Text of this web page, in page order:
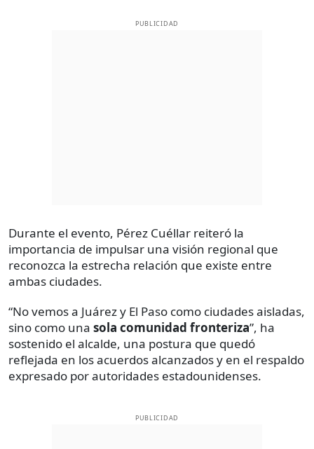
PUBLICIDAD
Durante el evento, Pérez Cuéllar reiteró la
importancia de impulsar una visión regional que
reconozca la estrecha relación que existe entre
ambas ciudades.
“No vemos a Juárez y El Paso como ciudades aisladas,
sino como una sola comunidad fronteriza”, ha
sostenido el alcalde, una postura que quedó
reflejada en los acuerdos alcanzados y en el respaldo
expresado por autoridades estadounidenses.
PUBLICIDAD